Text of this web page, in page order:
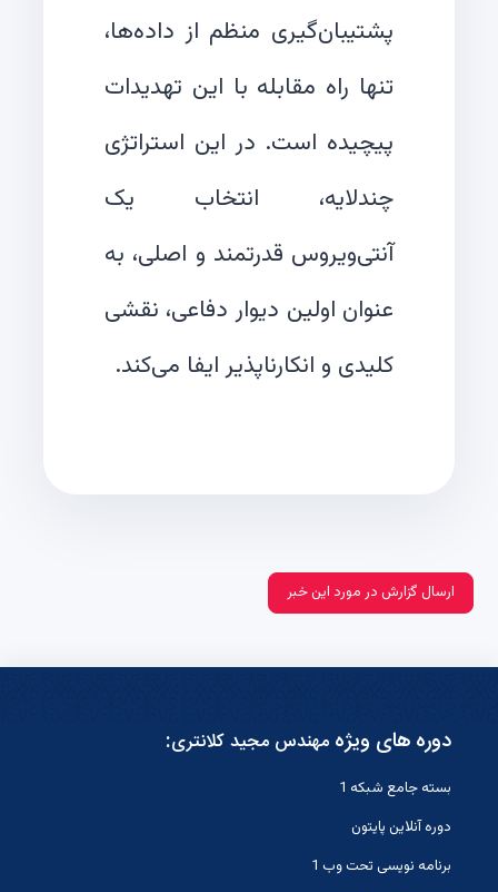
پشتیبان‌گیری منظم از داده‌ها،
تنها راه مقابله با این تهدیدات
پیچیده است. در این استراتژی
چندلایه، انتخاب یک
آنتی‌ویروس قدرتمند و اصلی، به
عنوان اولین دیوار دفاعی، نقشی
کلیدی و انکارناپذیر ایفا می‌کند.
ارسال گزارش در مورد این خبر
دوره های ویژه مهندس مجید کلانتری:
بسته جامع شبکه 1
دوره آنلاین پایتون
برنامه نویسی تحت وب 1